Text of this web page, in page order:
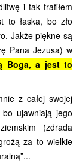
i tak trafiłem
to łaska, bo zło
Jakże piękne są
Pana Jezusa) w
Boga, a jest to
z całej swojej
ujawniają jego
(zdrada
za to wielkie